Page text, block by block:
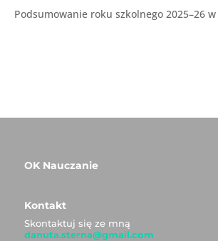
Podsumowanie roku szkolnego 2025–26
OK Nauczanie
Kontakt
Skontaktuj się ze mną
danuta.sterna@gmail.com